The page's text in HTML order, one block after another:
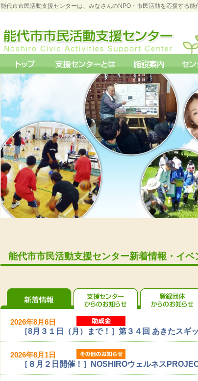
能代市市民活動支援センターは、みなさんのNPO・市民活動を応援する能
能代市市民活動支援センター新着情報・イ
新着情報 NPOセンターから
2026年8月6日
［8月３１日（月）まで！］第３４回 あきたスギ
2026年8月1日
［８月２日開催！］NOSHIROウェルネス